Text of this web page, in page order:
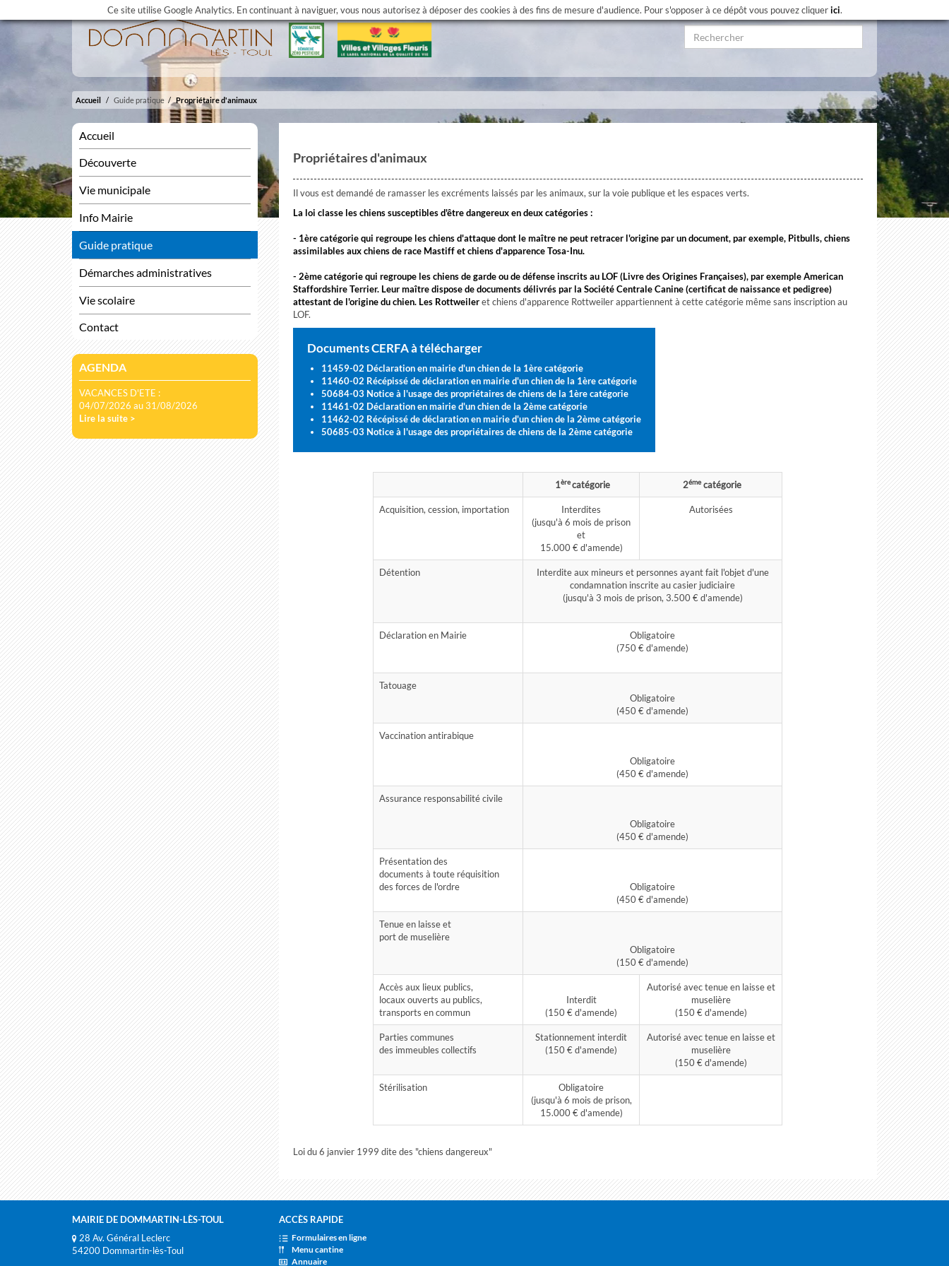
Ce site utilise Google Analytics. En continuant à naviguer, vous nous autorisez à déposer des cookies à des fins de mesure d'audience. Pour s'opposer à ce dépôt vous pouvez cliquerici.
Accueil Guide pratique Propriétaire d'animaux
Accueil
Découverte
Vie municipale
Info Mairie
Guide pratique
Démarches administratives
Vie scolaire
Contact
AGENDA
VACANCES D'ETE :
04/07/2026 au 31/08/2026
Lire la suite >
Propriétaires d'animaux
Il vous est demandé de ramasser les excréments laissés par les animaux, sur la voie publique et les espaces verts.
La loi classe les chiens susceptibles d'être dangereux en deux catégories :
- 1ère catégorie qui regroupe les chiens d'attaque dont le maître ne peut retracer l'origine par un document, par exemple, Pitbulls, chiens
assimilables aux chiens de race Mastiff et chiens d'apparence Tosa-Inu.
- 2ème catégorie qui regroupe les chiens de garde ou de défense inscrits au LOF (Livre des Origines Françaises), par exemple American
Staffordshire Terrier. Leur maître dispose de documents délivrés par la Société Centrale Canine (certificat de naissance et pedigree)
attestant de l'origine du chien. Les Rottweileret chiens d'apparence Rottweiler appartiennent à cette catégorie même sans inscription au
LOF.
Documents CERFA à télécharger
11459-02 Déclaration en mairie d'un chien de la 1ère catégorie
11460-02 Récépissé de déclaration en mairie d'un chien de la 1ère catégorie
50684-03 Notice à l'usage des propriétaires de chiens de la 1ère catégorie
11461-02 Déclaration en mairie d'un chien de la 2ème catégorie
11462-02 Récépissé de déclaration en mairie d'un chien de la 2ème catégorie
50685-03 Notice à l'usage des propriétaires de chiens de la 2ème catégorie
1èrecatégorie 2émecatégorie
Acquisition, cession, importation
Interdites
(jusqu'à 6 mois de prison
et
15.000 € d'amende)
Autorisées
Détention
Interdite aux mineurs et personnes ayant fait l'objet d'une
condamnation inscrite au casier judiciaire
(jusqu'à 3 mois de prison, 3.500 € d'amende)
Déclaration en Mairie
Obligatoire
(750 € d'amende)
Tatouage
Obligatoire
(450 € d'amende)
Vaccination antirabique
Obligatoire
(450 € d'amende)
Assurance responsabilité civile
Obligatoire
(450 € d'amende)
Présentation des
documents à toute réquisition
des forces de l'ordre
Obligatoire
(450 € d'amende)
Tenue en laisse et
port de muselière
Obligatoire
(150 € d'amende)
Accès aux lieux publics,
locaux ouverts au publics,
transports en commun
Interdit
(150 € d'amende)
Autorisé avec tenue en laisse et
muselière
(150 € d'amende)
Parties communes
des immeubles collectifs
Stationnement interdit
(150 € d'amende)
Autorisé avec tenue en laisse et
muselière
(150 € d'amende)
Stérilisation
Obligatoire
(jusqu'à 6 mois de prison,
15.000 € d'amende)
Loi du 6 janvier 1999 dite des "chiens dangereux"
MAIRIE DE DOMMARTIN-LÈS-TOUL
28 Av. Général Leclerc
54200 Dommartin-lès-Toul
ACCÈS RAPIDE
Formulaires en ligne
Menu cantine
Annuaire